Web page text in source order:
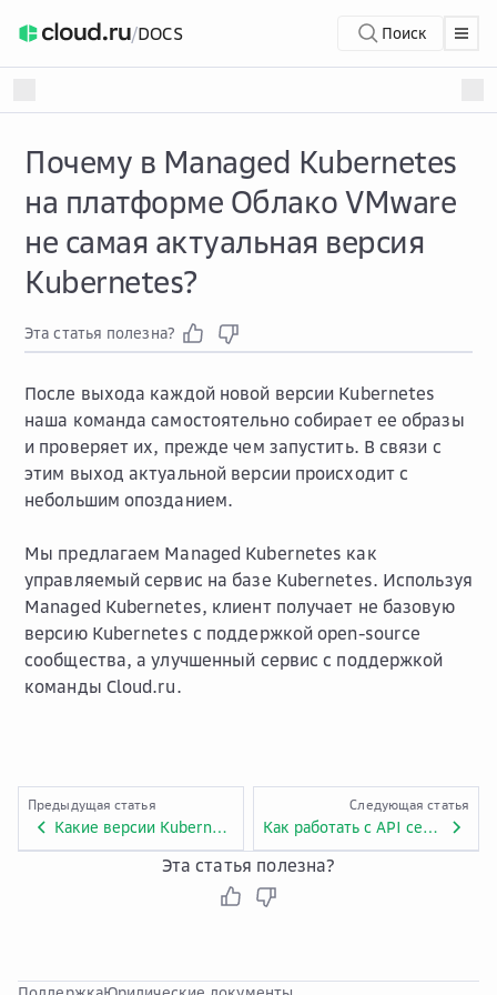
/DOCS Поиск
Почему в Managed Kubernetes
на платформе Облако VMware
не самая актуальная версия
Kubernetes?
Эта статья полезна?
После выхода каждой новой версии Kubernetes
наша команда самостоятельно собирает ее образы
и проверяет их, прежде чем запустить. В связи с
этим выход актуальной версии происходит с
небольшим опозданием.
Мы предлагаем Managed Kubernetes как
управляемый сервис на базе Kubernetes. Используя
Managed Kubernetes, клиент получает не базовую
версию Kubernetes с поддержкой open-source
сообщества, а улучшенный сервис с поддержкой
команды Cloud.ru.
Предыдущая статья
Какие версии Kubernetes поддерживает Managed Kubernetes?
Следующая статья
Как работать с API сервиса Managed Kubernetes?
Эта статья полезна?